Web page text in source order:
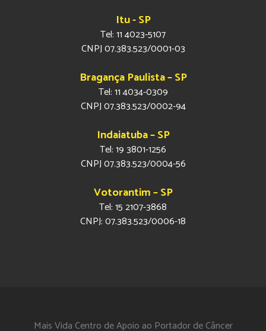
Itu - SP
Tel: 11 4023-5107
CNPJ 07.383.523/0001-03
Bragança Paulista – SP
Tel: 11 4034-0309
CNPJ 07.383.523/0002-94
Indaiatuba – SP
Tel: 19 3801-1256
CNPJ 07.383.523/0004-56
Votorantim – SP
Tel: 15 2107-3868
CNPJ: 07.383.523/0006-18
Mais Vida Centro de Apoio ao Portador de Câncer